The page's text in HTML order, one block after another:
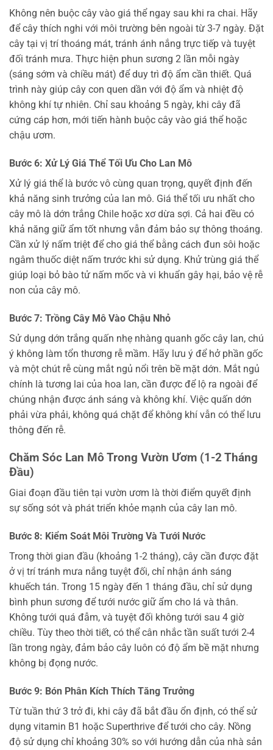
Không nên buộc cây vào giá thể ngay sau khi ra chai. Hãy
để cây thích nghi với môi trường bên ngoài từ 3-7 ngày. Đặt
cây tại vị trí thoáng mát, tránh ánh nắng trực tiếp và tuyệt
đối tránh mưa. Thực hiện phun sương 2 lần mỗi ngày
(sáng sớm và chiều mát) để duy trì độ ẩm cần thiết. Quá
trình này giúp cây con quen dần với độ ẩm và nhiệt độ
không khí tự nhiên. Chỉ sau khoảng 5 ngày, khi cây đã
cứng cáp hơn, mới tiến hành buộc cây vào giá thể hoặc
chậu ươm.
Bước 6: Xử Lý Giá Thể Tối Ưu Cho Lan Mô
Xử lý giá thể là bước vô cùng quan trọng, quyết định đến
khả năng sinh trưởng của lan mô. Giá thể tối ưu nhất cho
cây mô là dớn trắng Chile hoặc xơ dừa sợi. Cả hai đều có
khả năng giữ ẩm tốt nhưng vẫn đảm bảo sự thông thoáng.
Cần xử lý nấm triệt để cho giá thể bằng cách đun sôi hoặc
ngâm thuốc diệt nấm trước khi sử dụng. Khử trùng giá thể
giúp loại bỏ bào tử nấm mốc và vi khuẩn gây hại, bảo vệ rễ
non của cây mô.
Bước 7: Trồng Cây Mô Vào Chậu Nhỏ
Sử dụng dớn trắng quấn nhẹ nhàng quanh gốc cây lan, chú
ý không làm tổn thương rễ mầm. Hãy lưu ý để hở phần gốc
và một chút rễ cùng mắt ngủ nổi trên bề mặt dớn. Mắt ngủ
chính là tương lai của hoa lan, cần được để lộ ra ngoài để
chúng nhận được ánh sáng và không khí. Việc quấn dớn
phải vừa phải, không quá chặt để không khí vẫn có thể lưu
thông đến rễ.
Chăm Sóc Lan Mô Trong Vườn Ươm (1-2 Tháng
Đầu)
Giai đoạn đầu tiên tại vườn ươm là thời điểm quyết định
sự sống sót và phát triển khỏe mạnh của cây lan mô.
Bước 8: Kiểm Soát Môi Trường Và Tưới Nước
Trong thời gian đầu (khoảng 1-2 tháng), cây cần được đặt
ở vị trí tránh mưa nắng tuyệt đối, chỉ nhận ánh sáng
khuếch tán. Trong 15 ngày đến 1 tháng đầu, chỉ sử dụng
bình phun sương để tưới nước giữ ẩm cho lá và thân.
Không tưới quá đẫm, và tuyệt đối không tưới sau 4 giờ
chiều. Tùy theo thời tiết, có thể cân nhắc tần suất tưới 2-4
lần trong ngày, đảm bảo cây luôn có độ ẩm bề mặt nhưng
không bị đọng nước.
Bước 9: Bón Phân Kích Thích Tăng Trưởng
Từ tuần thứ 3 trở đi, khi cây đã bắt đầu ổn định, có thể sử
dụng vitamin B1 hoặc Superthrive để tưới cho cây. Nồng
độ sử dụng chỉ khoảng 30% so với hướng dẫn của nhà sản